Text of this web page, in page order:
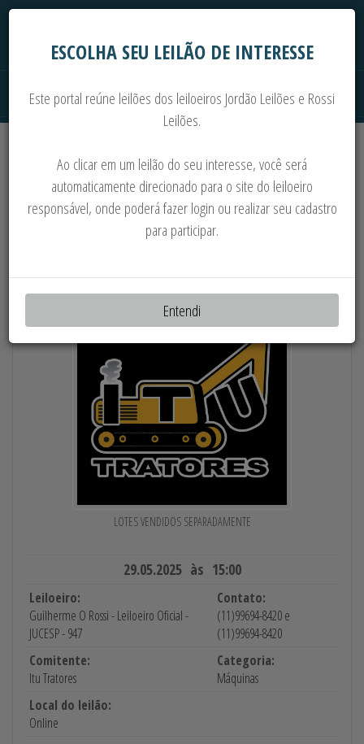
Imoveis Máquinas Sucata
PÁ CARREGADEIRA, PEÇAS, MOTORES,
PNEUS, CABINES E COMPONENTES CAT E
LOTES VENDIDOS SEPARADAMENTE
29.05.2025 às 15:00
Leiloeiro:
Guilherme O Rossi - Leiloeiro Oficial -
JUCESP - 947
Contato:
(11)99694-8420 e
(11)99694-8420
Comitente:
Itu Tratores
Categoria:
Máquinas
Local do leilão:
Online
ESCOLHA SEU LEILÃO DE INTERESSE
Este portal reúne leilões dos leiloeiros Jordão Leilões e Rossi
Leilões.
Ao clicar em um leilão do seu interesse, você será
automaticamente direcionado para o site do leiloeiro
responsável, onde poderá fazer login ou realizar seu cadastro
para participar.
Entendi